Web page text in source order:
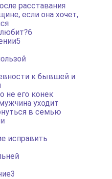
расставания
если она хочет,
к бывшей и
не его конек
уходит
в семью
исправить